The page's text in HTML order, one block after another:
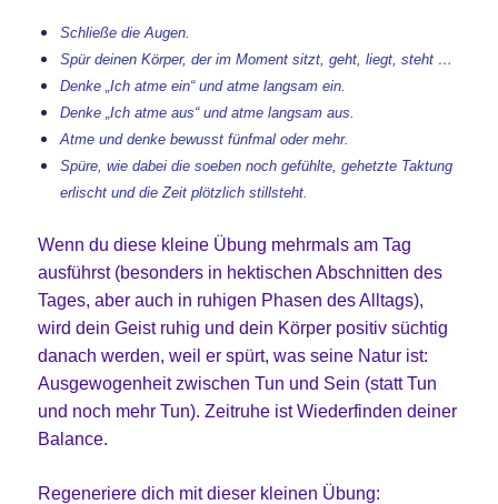
Schließe die Augen.
Spür deinen Körper, der im Moment sitzt, geht, liegt, steht …
Denke „Ich atme ein“ und atme langsam ein.
Denke „Ich atme aus“ und atme langsam aus.
Atme und denke bewusst fünfmal oder mehr.
Spüre, wie dabei die soeben noch gefühlte, gehetzte Taktung
erlischt und die Zeit plötzlich stillsteht.
Wenn du diese kleine Übung mehrmals am Tag
ausführst (besonders in hektischen Abschnitten des
Tages, aber auch in ruhigen Phasen des Alltags),
wird dein Geist ruhig und dein Körper positiv süchtig
danach werden, weil er spürt, was seine Natur ist:
Ausgewogenheit zwischen Tun und Sein (statt Tun
und noch mehr Tun). Zeitruhe ist Wiederfinden deiner
Balance.
Regeneriere dich mit dieser kleinen Übung: